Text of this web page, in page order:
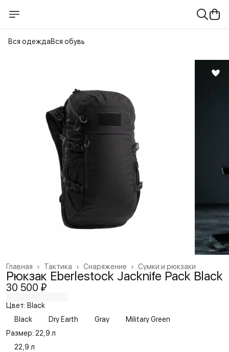
Вся одеждаВся обувь
Сумки и рюкзаки
Снаряжение ›
Тактика ›
Главная ›
Рюкзак Eberlestock Jacknife Pack Black
30 500 ₽
Цвет: Black
Black
Dry Earth Gray
Military Green
Размер: 22,9 л
22,9 л